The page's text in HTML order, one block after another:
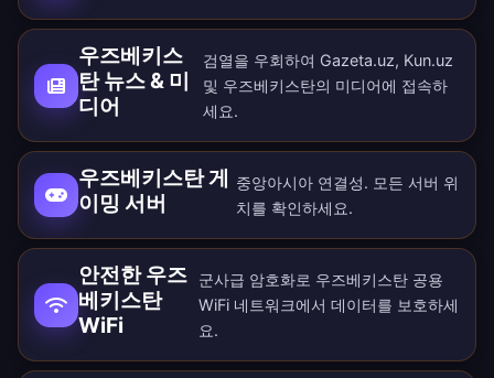
우즈베키스
탄 뉴스 & 미
디어
검열을 우회하여 Gazeta.uz, Kun.uz
및 우즈베키스탄의 미디어에 접속하
세요.
우즈베키스탄 게
이밍 서버
중앙아시아 연결성. 모든서버 위
치를 확인하세요.
안전한 우즈
베키스탄
WiFi
군사급 암호화로 우즈베키스탄 공용
WiFi 네트워크에서 데이터를 보호하세
요.